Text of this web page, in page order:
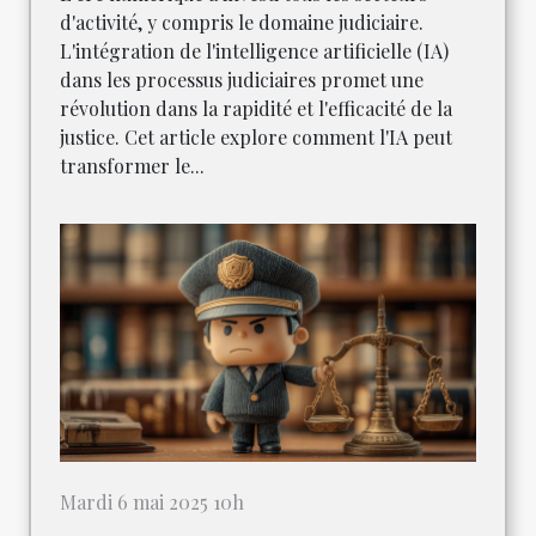
d'activité, y compris le domaine judiciaire.
L'intégration de l'intelligence artificielle (IA)
dans les processus judiciaires promet une
révolution dans la rapidité et l'efficacité de la
justice. Cet article explore comment l'IA peut
transformer le...
Mardi 6 mai 2025 10h